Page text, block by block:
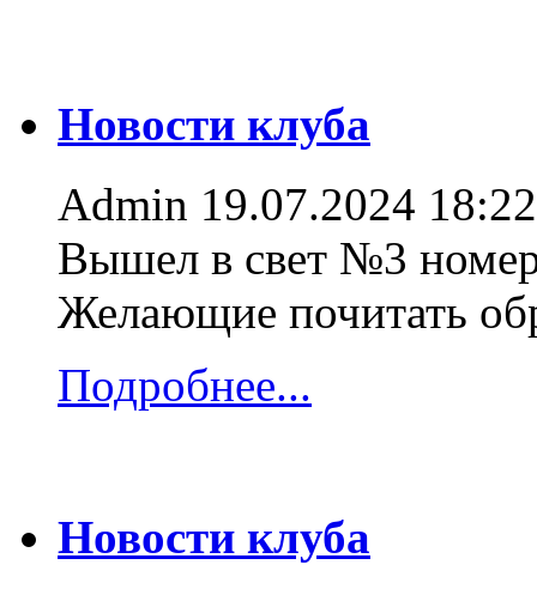
Новости клуба
Admin 19.07.2024 18:22
Вышел в свет №3
Желающие почитать
Подробнее...
Новости клуба